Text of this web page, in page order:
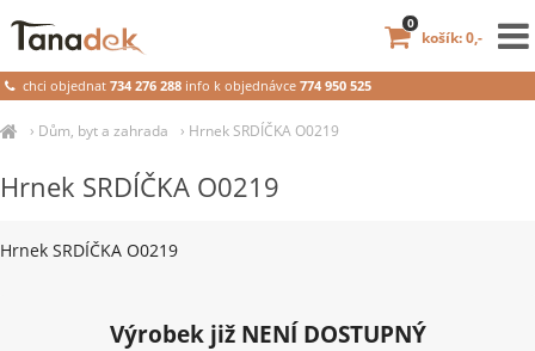
› Dům, byt a zahrada › Hrnek SRDÍČKA O0219
Hrnek SRDÍČKA O0219
Hrnek SRDÍČKA O0219
Výrobek již NENÍ DOSTUPNÝ
chci objednat734 276 288 info k objednávce 774 950 525
košík: 0,-
0